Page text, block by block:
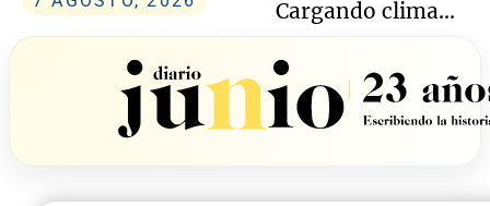
Cargando clima...